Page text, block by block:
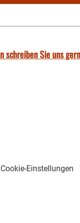
schreiben Sie uns
Cookie-Einstellungen